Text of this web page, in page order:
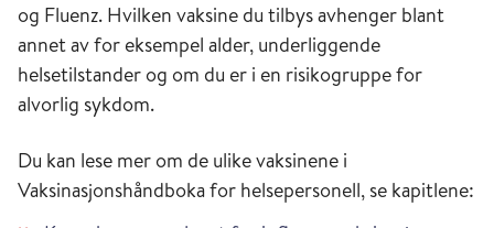
og Fluenz. Hvilken vaksine du tilbys avhenger blant
annet av for eksempel alder, underliggende
helsetilstander og om du er i en risikogruppe for
alvorlig sykdom.
Du kan lese mer om de ulike vaksinene i
Vaksinasjonshåndboka for helsepersonell, se kapitlene: